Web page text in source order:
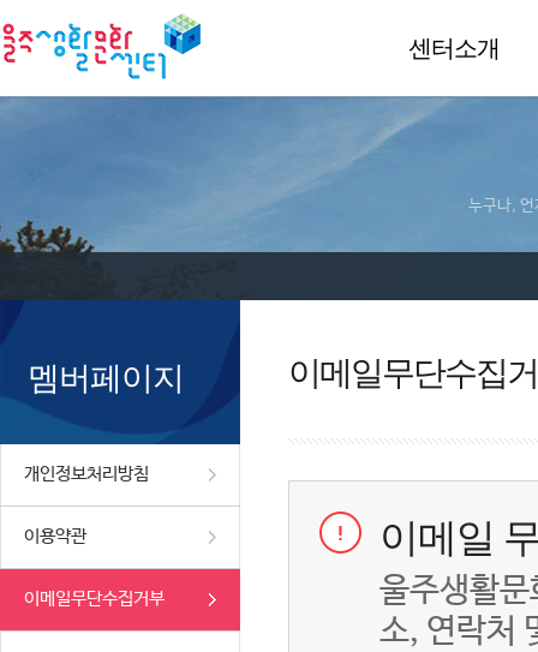
센터소개
누구나, 언
멤버페이지
개인정보처리방침
이용약관
이메일무단수집거부
이메일무단수집
이메일
울주생활
소, 연락처